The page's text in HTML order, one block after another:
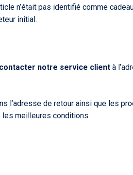
n’était pas identifié comme
initial.
contacter notre service client à
l’adresse de retour ainsi que les
les meilleures conditions.